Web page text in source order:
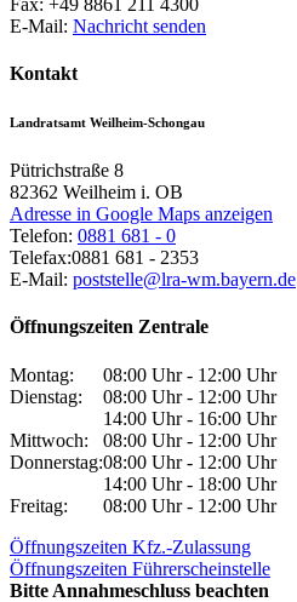
Fax: +49 8861 211 4300
E-Mail: Nachricht senden
Kontakt
Landratsamt Weilheim-Schongau
Pütrichstraße 8
82362 Weilheim i. OB
Adresse in Google Maps anzeigen
Telefon: 0881 681 - 0
Telefax:0881 681 - 2353
E-Mail: poststelle@lra-wm.bayern.de
Öffnungszeiten Zentrale
Montag:
08:00 Uhr - 12:00 Uhr
Dienstag:
08:00 Uhr - 12:00 Uhr
14:00 Uhr - 16:00 Uhr
Mittwoch:
08:00 Uhr - 12:00 Uhr
Donnerstag:08:00 Uhr - 12:00 Uhr
14:00 Uhr - 18:00 Uhr
Freitag:
08:00 Uhr - 12:00 Uhr
Öffnungszeiten Kfz.-Zulassung
Öffnungszeiten Führerscheinstelle
Bitte Annahmeschluss beachten